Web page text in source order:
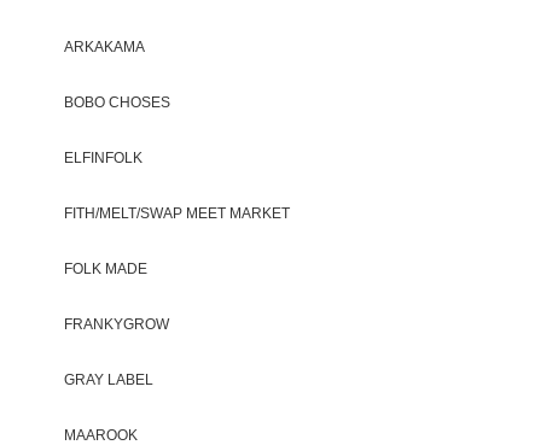
ARKAKAMA
BOBO CHOSES
ELFINFOLK
FITH/MELT/SWAP MEET MARKET
FOLK MADE
FRANKYGROW
GRAY LABEL
MAAROOK